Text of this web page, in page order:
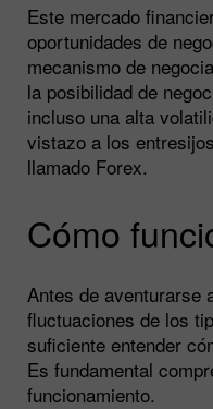
Este mercado
oportunidades de
mecanismo de
la posibilidad de
incluso una alta
vistazo a los
llamado Forex.
Cómo
Antes de aventurarse
fluctuaciones de los
suficiente entender
Es fundamental
funcionamiento.